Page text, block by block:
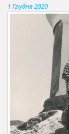
1 Грудня 2020